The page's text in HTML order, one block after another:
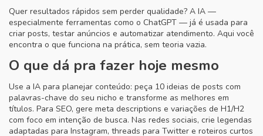
Quer resultados rápidos sem perder qualidade? A IA —
especialmente ferramentas como o ChatGPT — já é usada para
criar posts, testar anúncios e automatizar atendimento. Aqui você
encontra o que funciona na prática, sem teoria vazia.
O que dá pra fazer hoje mesmo
Use a IA para planejar conteúdo: peça 10 ideias de posts com
palavras-chave do seu nicho e transforme as melhores em
títulos. Para SEO, gere meta descriptions e variações de H1/H2
com foco em intenção de busca. Nas redes sociais, crie legendas
adaptadas para Instagram, threads para Twitter e roteiros curtos